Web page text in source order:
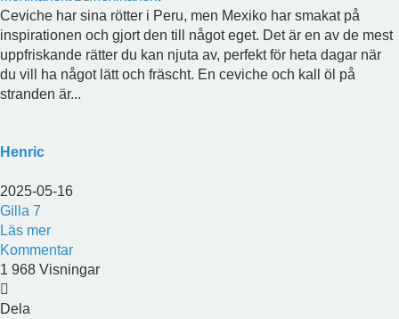
Ceviche har sina rötter i Peru, men Mexiko har smakat på
inspirationen och gjort den till något eget. Det är en av de mest
uppfriskande rätter du kan njuta av, perfekt för heta dagar när
du vill ha något lätt och fräscht. En ceviche och kall öl på
stranden är...
Henric
2025-05-16
Gilla 7
Läs mer
Kommentar
1 968 Visningar
Dela